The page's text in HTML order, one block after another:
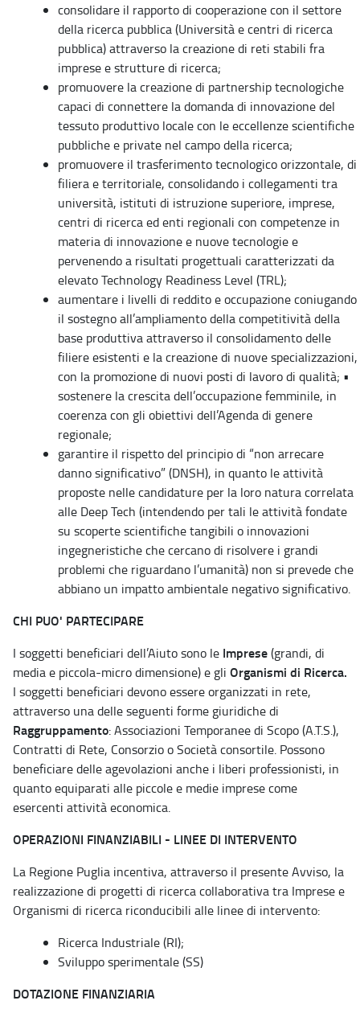
consolidare il rapporto di cooperazione con il settore
della ricerca pubblica (Università e centri di ricerca
pubblica) attraverso la creazione di reti stabili fra
imprese e strutture di ricerca;
promuovere la creazione di partnership tecnologiche
capaci di connettere la domanda di innovazione del
tessuto produttivo locale con le eccellenze scientifiche
pubbliche e private nel campo della ricerca;
promuovere il trasferimento tecnologico orizzontale, di
filiera e territoriale, consolidando i collegamenti tra
università, istituti di istruzione superiore, imprese,
centri di ricerca ed enti regionali con competenze in
materia di innovazione e nuove tecnologie e
pervenendo a risultati progettuali caratterizzati da
elevato Technology Readiness Level (TRL);
aumentare i livelli di reddito e occupazione coniugando
il sostegno all’ampliamento della competitività della
base produttiva attraverso il consolidamento delle
filiere esistenti e la creazione di nuove specializzazioni,
con la promozione di nuovi posti di lavoro di qualità; •
sostenere la crescita dell’occupazione femminile, in
coerenza con gli obiettivi dell’Agenda di genere
regionale;
garantire il rispetto del principio di “non arrecare
danno significativo” (DNSH), in quanto le attività
proposte nelle candidature per la loro natura correlata
alle Deep Tech (intendendo per tali le attività fondate
su scoperte scientifiche tangibili o innovazioni
ingegneristiche che cercano di risolvere i grandi
problemi che riguardano l’umanità) non si prevede che
abbiano un impatto ambientale negativo significativo.
CHI PUO' PARTECIPARE
I soggetti beneficiari dell’Aiuto sono le Imprese(grandi, di
media e piccola-micro dimensione) e gli Organismi di Ricerca.
I soggetti beneficiari devono essere organizzati in rete,
attraverso una delle seguenti forme giuridiche di
Raggruppamento: Associazioni Temporanee di Scopo (A.T.S.),
Contratti di Rete, Consorzio o Società consortile. Possono
beneficiare delle agevolazioni anche i liberi professionisti, in
quanto equiparati alle piccole e medie imprese come
esercenti attività economica.
OPERAZIONI FINANZIABILI - LINEE DI INTERVENTO
La Regione Puglia incentiva, attraverso il presente Avviso, la
realizzazione di progetti di ricerca collaborativa tra Imprese e
Organismi di ricerca riconducibili alle linee di intervento:
Ricerca Industriale (RI);
Sviluppo sperimentale (SS)
DOTAZIONE FINANZIARIA